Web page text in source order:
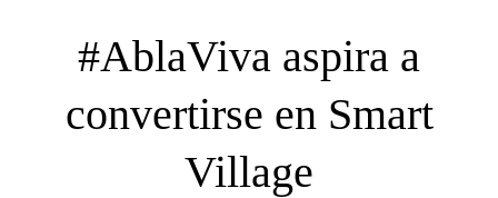
#AblaViva aspira a
convertirse en Smart
Village